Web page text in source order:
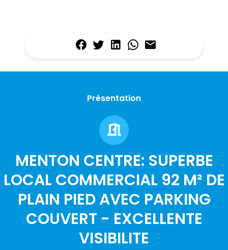
Présentation
MENTON CENTRE: SUPERBE
LOCAL COMMERCIAL 92 M² DE
PLAIN PIED AVEC PARKING
COUVERT - EXCELLENTE
VISIBILITE